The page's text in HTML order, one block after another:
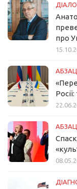
про
АБЗАЦ
АБЗАЦ